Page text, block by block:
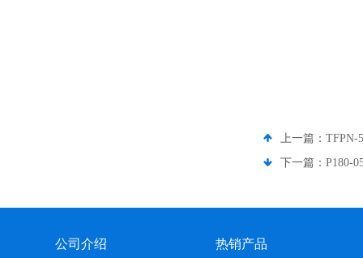
上一篇： TFPN-
下一篇： P180-
公司介绍 热销产品